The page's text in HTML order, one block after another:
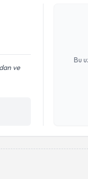
ve
Bu
Op. Dr.
Kişisel